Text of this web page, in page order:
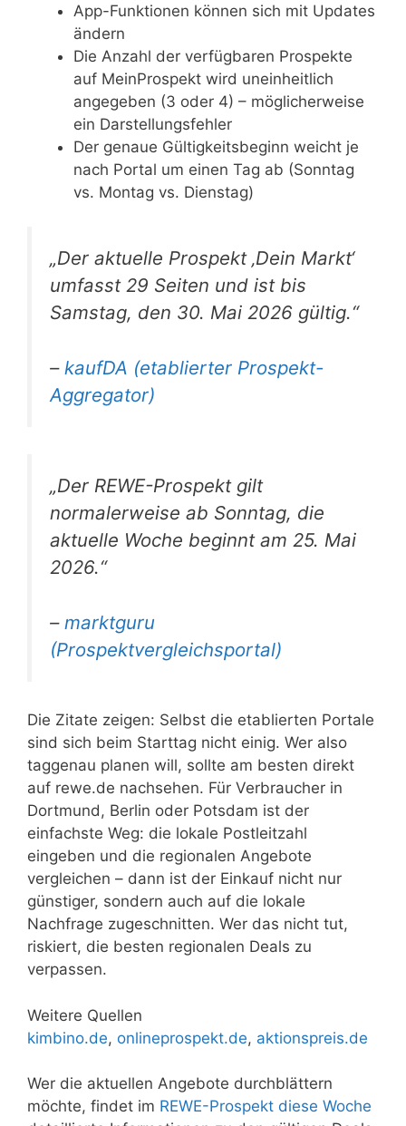
App-Funktionen können sich mit Updates
ändern
Die Anzahl der verfügbaren Prospekte
auf MeinProspekt wird uneinheitlich
angegeben (3 oder 4) – möglicherweise
ein Darstellungsfehler
Der genaue Gültigkeitsbeginn weicht je
nach Portal um einen Tag ab (Sonntag
vs. Montag vs. Dienstag)
„Der aktuelle Prospekt ‚Dein Markt‘
umfasst 29 Seiten und ist bis
Samstag, den 30. Mai 2026 gültig.“
– kaufDA (etablierter Prospekt-
Aggregator)
„Der REWE-Prospekt gilt
normalerweise ab Sonntag, die
aktuelle Woche beginnt am 25. Mai
2026.“
– marktguru
(Prospektvergleichsportal)
Die Zitate zeigen: Selbst die etablierten Portale
sind sich beim Starttag nicht einig. Wer also
taggenau planen will, sollte am besten direkt
auf rewe.de nachsehen. Für Verbraucher in
Dortmund, Berlin oder Potsdam ist der
einfachste Weg: die lokale Postleitzahl
eingeben und die regionalen Angebote
vergleichen – dann ist der Einkauf nicht nur
günstiger, sondern auch auf die lokale
Nachfrage zugeschnitten. Wer das nicht tut,
riskiert, die besten regionalen Deals zu
verpassen.
Weitere Quellen
kimbino.de, onlineprospekt.de, aktionspreis.de
Wer die aktuellen Angebote durchblättern
möchte, findet im REWE-Prospekt diese Woche